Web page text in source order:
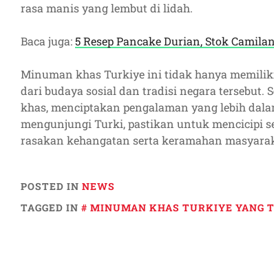
rasa manis yang lembut di lidah.
Baca juga:5 Resep Pancake Durian, Stok
Minuman khas Turkiye ini tidak hanya
dari budaya sosial dan tradisi negara tersebut.
khas, menciptakan pengalaman yang lebih
mengunjungi Turki, pastikan untuk mencicipi
rasakan kehangatan serta keramahan
POSTED IN NEWS
TAGGED IN
MINUMAN KHAS TURKIYE YANG